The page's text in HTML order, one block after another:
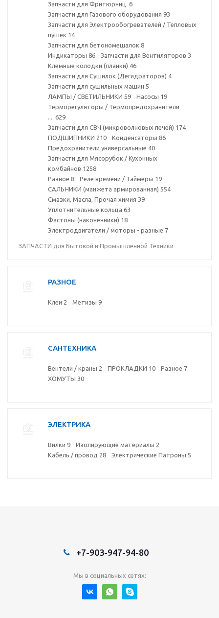
Запчасти для Фритюрниц 6
Запчасти для Газового оборудования 93
Запчасти для Электрообогревателей / Тепловых
пушек 14
Запчасти для бетономешалок 8
Индикаторы 86 Запчасти для Вентиляторов 3
Клемные колодки (планки) 46
Запчасти для Сушилок (Дегидраторов) 4
Запчасти для сушильных машин 5
ЛАМПЫ / СВЕТИЛЬНИКИ 59 Насосы 19
Терморегуляторы / Термопредохранители
.... 629
Запчасти для СВЧ (микроволновых печей) 174
ПОДШИПНИКИ 210 Конденсаторы 86
Предохранители универсальные 40
Запчасти для Мясорубок / Кухонных
комбайнов 1258
Разное 8 Реле времени / Таймеры 19
САЛЬНИКИ (манжета армированная) 554
Смазки, Масла, Прочая химия 39
Уплотнительные кольца 63
Фастоны (наконечники) 18
Электродвигатели / моторы - разные 7
ЗАПЧАСТИ для Бытовой и Промышленной Техники
РАЗНОЕ
Клеи 2 Метизы 9
САНТЕХНИКА
Вентели / краны 2 ПРОКЛАДКИ 10 Разное 7
ХОМУТЫ 30
ЭЛЕКТРИКА
Вилки 9 Изолирующие материалы 2
Кабель / провод 28 Электрические Патроны 5
+7-903-947-94-80
Мы в социальных сетях: